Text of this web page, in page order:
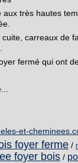
très hautes
carreaux de
fermé qui ont
et-
foyer ferme /
foyer bois /